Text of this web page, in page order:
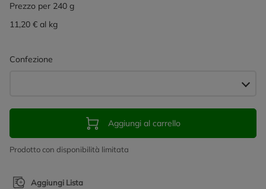
Prezzo per 240 g
11,20 € al kg
Confezione
Aggiungi al carrello
Prodotto con disponibilità limitata
Aggiungi Lista